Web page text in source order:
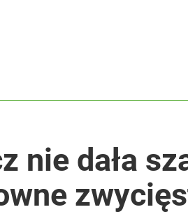
nie dała